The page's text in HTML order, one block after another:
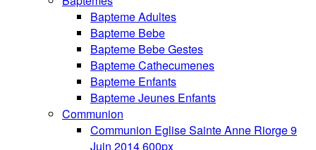
Bapteme Adultes
Bapteme Bebe
Bapteme Bebe Gestes
Bapteme Cathecumenes
Bapteme Enfants
Bapteme Jeunes Enfants
Communion
Communion Eglise Sainte Anne Riorge 9
Juin 2014 600px